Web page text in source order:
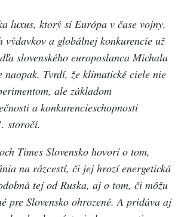
luxus, ktorý si Európa v čase vojny,
výdavkov a globálnej konkurencie už
slovenského europoslanca Michala
naopak. Tvrdí, že klimatické ciele nie
ale základom
a konkurencieschopnosti
storočí.
Times Slovensko hovorí o tom,
na rázcestí, či jej hrozí energetická
tej od Ruska, aj o tom, či môžu
pre Slovensko ohrozené. A pridáva aj